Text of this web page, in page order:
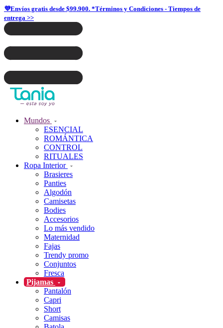
💜Envíos gratis desde $99.900. *Términos y Condiciones - Tiempos de
entrega >>
Mundos
ESENCIAL
ROMÁNTICA
CONTROL
RITUALES
Ropa Interior
Brasieres
Panties
Algodón
Camisetas
Bodies
Accesorios
Lo más vendido
Maternidad
Fajas
Trendy promo
Conjuntos
Fresca
Pijamas
Pantalón
Capri
Short
Camisas